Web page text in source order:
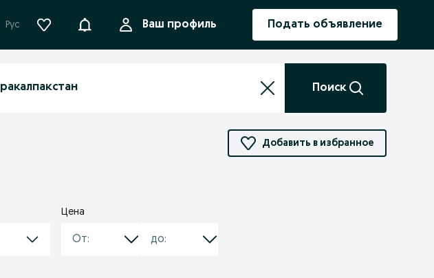
Рус УведомленияВаш профиль Подать объявление
Поиск
Добавить в избранное
Цена